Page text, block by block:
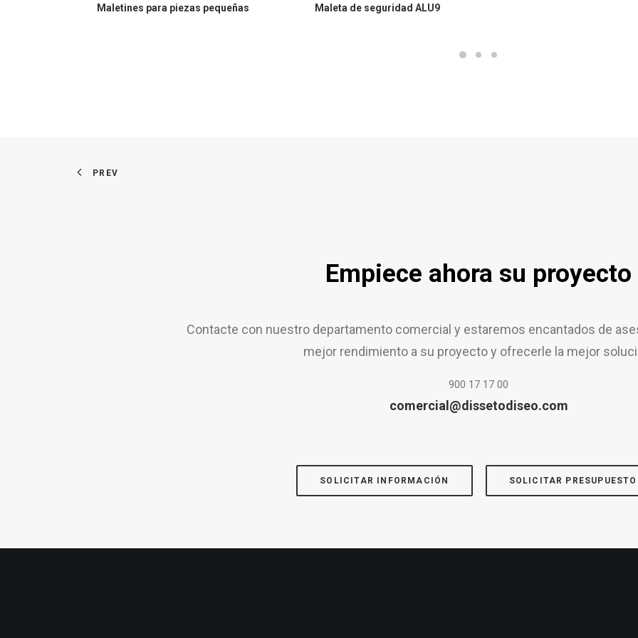
Maletines para piezas pequeñas Maleta de seguridad ALU9
PREV
Empiece ahora su proyecto
Contacte con nuestro departamento comercial y estaremos encantados de
mejor rendimiento a su proyecto y ofrecerle la mejor
900 17 17 00
comercial@dissetodiseo.com
SOLICITAR INFORMACIÓN SOLICITAR PRESUPUESTO